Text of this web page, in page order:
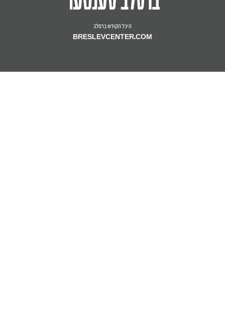
היכל הקודש ברסלב
BRESLEVCENTER.COM